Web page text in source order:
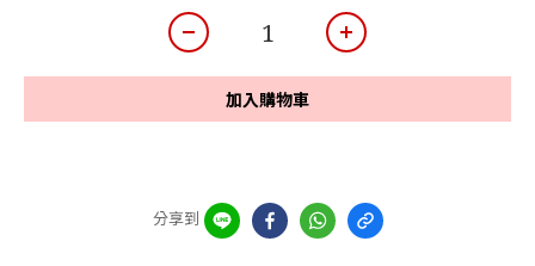
加入購物車
分享到